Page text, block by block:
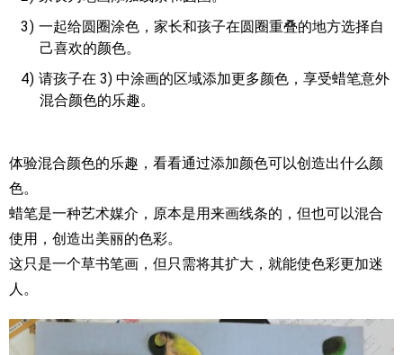
3
一起给圆圈涂色，家长和孩子在圆圈重叠的地方选择自
己喜欢的颜色。
4 请孩子在 3) 中涂画的区域添加更多颜色，享受蜡笔意外
混合颜色的乐趣。
体验混合颜色的乐趣，看看通过添加颜色可以创造出什么颜
色。
蜡笔是一种艺术媒介，原本是用来画线条的，但也可以混合
使用，创造出美丽的色彩。
这只是一个草书笔画，但只需将其扩大，就能使色彩更加迷
人。